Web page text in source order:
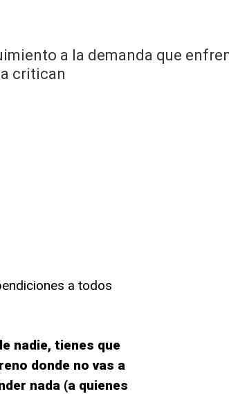
a la demanda que
critican
a todos
nadie, tienes que
donde no vas a
nada (a quienes